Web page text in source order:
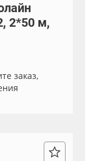
2*50 м,
заказ,